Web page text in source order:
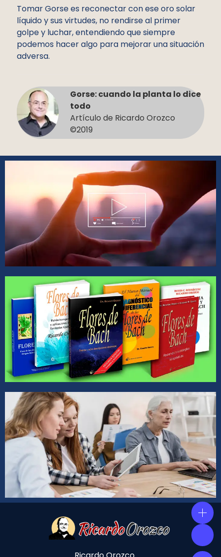
Tomar Gorse es reconectar con ese oro solar
líquido y sus virtudes, no rendirse al primer
golpe y luchar, entendiendo que siempre
podemos hacer algo para mejorar una situación
adversa.
Gorse: cuando la planta lo dice
todo
Artículo de Ricardo Orozco
©2019